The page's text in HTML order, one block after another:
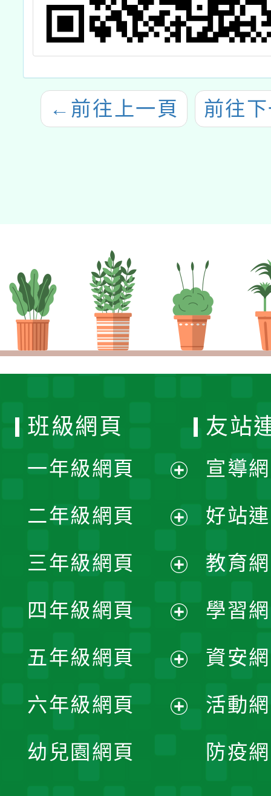
← 前往上一頁 前往
班級網頁
一年級網頁
開
選
單
二年級網頁
開
選
單
三年級網頁
開
選
單
四年級網頁
開
選
五年級網頁
開
六年級網頁
幼兒園網頁
友站
宣導
好站
教育
學習
資安
活動
防疫